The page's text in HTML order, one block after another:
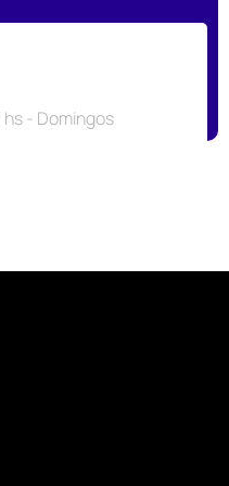
hs - Domingos